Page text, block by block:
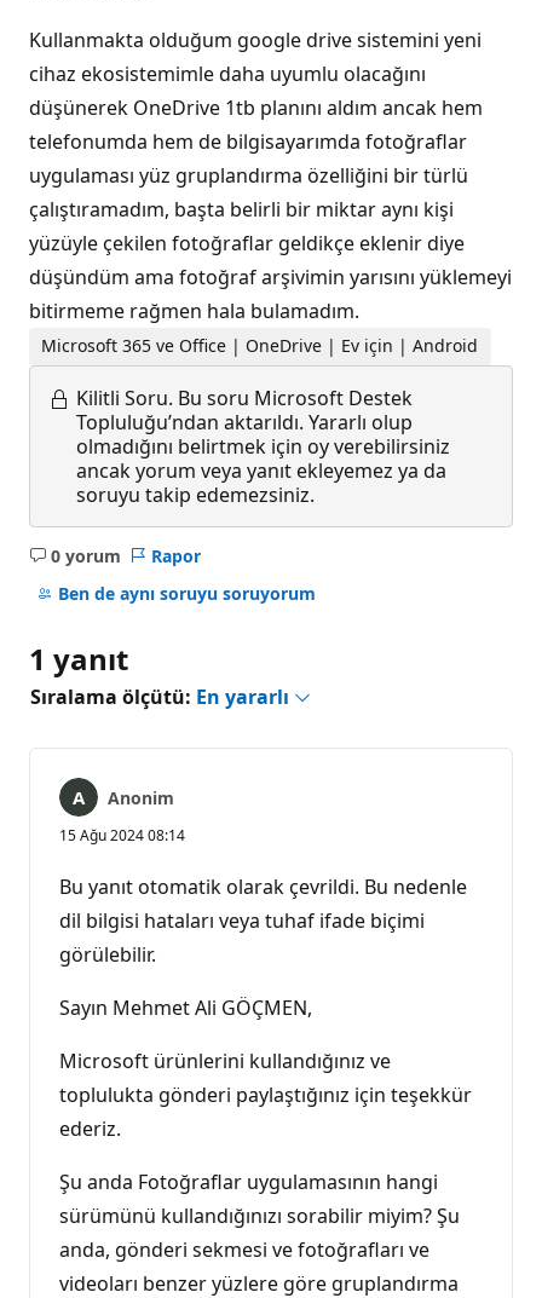
Kullanmakta olduğum google drive sistemini yeni
cihaz ekosistemimle daha uyumlu olacağını
düşünerek OneDrive 1tb planını aldım ancak hem
telefonumda hem de bilgisayarımda fotoğraflar
uygulaması yüz gruplandırma özelliğini bir türlü
çalıştıramadım, başta belirli bir miktar aynı kişi
yüzüyle çekilen fotoğraflar geldikçe eklenir diye
düşündüm ama fotoğraf arşivimin yarısını yüklemeyi
bitirmeme rağmen hala bulamadım.
Microsoft 365 ve Office | OneDrive | Ev için | Android
Kilitli Soru. Bu soru Microsoft Destek
Topluluğu’ndan aktarıldı. Yararlı olup
olmadığını belirtmek için oy verebilirsiniz
ancak yorum veya yanıt ekleyemez ya da
soruyu takip edemezsiniz.
0 yorum
Açıklama
yok
Rapor
Ben de aynı soruyu soruyorum
1 yanıt
Sıralama ölçütü: En yararlı
Anonim
15 Ağu 2024 08:14
Bu yanıt otomatik olarak çevrildi. Bu nedenle
dil bilgisi hataları veya tuhaf ifade biçimi
görülebilir.
Sayın Mehmet Ali GÖÇMEN,
Microsoft ürünlerini kullandığınız ve
toplulukta gönderi paylaştığınız için teşekkür
ederiz.
Şu anda Fotoğraflar uygulamasının hangi
sürümünü kullandığınızı sorabilir miyim? Şu
anda, gönderi sekmesi ve fotoğrafları ve
videoları benzer yüzlere göre gruplandırma